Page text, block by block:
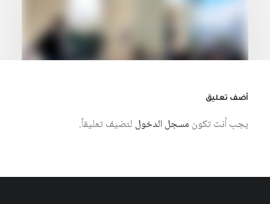
6 أغسطس، 2026
أضف تعليق
يجب أنت تكون مسجل الدخول لتضيف تعليقاً.